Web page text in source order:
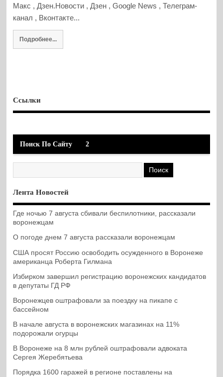
Макс , Дзен.Новости , Дзен , Google News , Телеграм-
канал , Вконтакте...
Подробнее...
Ссылки
Поиск По Сайту 2
Лента Новостей
Где ночью 7 августа сбивали беспилотники, рассказали
воронежцам
О погоде днем 7 августа рассказали воронежцам
США просят Россию освободить осужденного в Воронеже
американца Роберта Гилмана
Избирком завершил регистрацию воронежских кандидатов
в депутаты ГД РФ
Воронежцев оштрафовали за поездку на пикапе с
бассейном
В начале августа в воронежских магазинах на 11%
подорожали огурцы
В Воронеже на 8 млн рублей оштрафовали адвоката
Сергея Жеребятьева
Порядка 1600 гаражей в регионе поставлены на